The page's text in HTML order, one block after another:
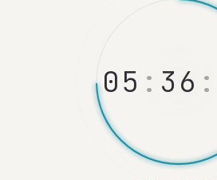
05 : 36 :